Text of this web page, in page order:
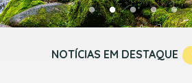
NOTÍCIAS EM DESTAQUE